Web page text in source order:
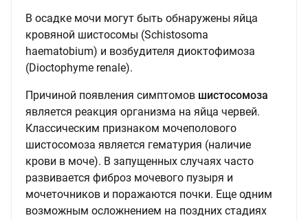
В осадке мочи могут быть обнаружены яйца
кровяной шистосомы (Schistosoma
haematobium) и возбудителя диоктофимоза
(Dioctophyme renale).
Причиной появления симптомов шистосомоза
является реакция организма на яйца червей.
Классическим признаком мочеполового
шистосомоза является гематурия (наличие
крови в моче). В запущенных случаях часто
развивается фиброз мочевого пузыря и
мочеточников и поражаются почки. Еще одним
возможным осложнением на поздних стадиях